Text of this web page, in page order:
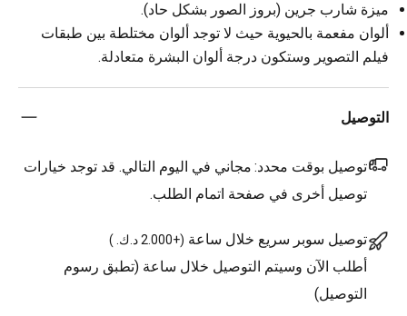
ميزة شارب جرين (بروز الصور بشكل حاد).
ألوان مفعمة بالحيوية حيث لا توجد ألوان مختلطة بين طبقات
فيلم التصوير وستكون درجة ألوان البشرة متعادلة.
التوصيل
توصيل بوقت محدد: مجاني في اليوم التالي. قد توجد خيارات
توصيل أخرى في صفحة اتمام الطلب.
توصيل سوبر سريع خلال ساعة (+2.000 د.ك. )
أطلب الآن وسيتم التوصيل خلال ساعة (تطبق رسوم
التوصيل)